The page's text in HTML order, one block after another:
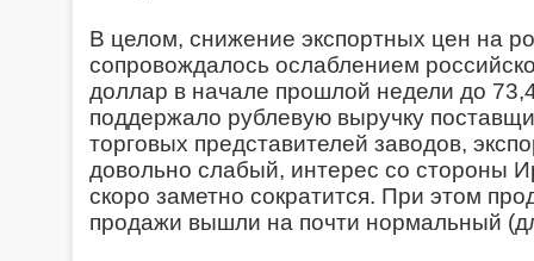
В целом, снижение экспортных цен на
сопровождалось ослаблением
доллар в начале прошлой недели до
поддержало рублевую выручку
торговых представителей заводов,
довольно слабый, интерес со стороны
скоро заметно сократится. При этом
продажи вышли на почти нормальный